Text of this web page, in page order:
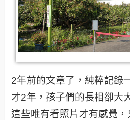
2年前的文章了，純粹記錄
才2年，孩子們的長相卻大
這些唯有看照片才有感覺